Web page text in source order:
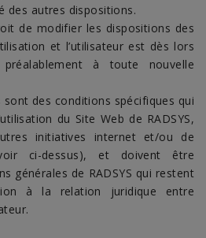
des autres dispositions.
de modifier les dispositions des
et l’utilisateur est dès lors
à toute nouvelle
des conditions spécifiques qui
du Site Web de RADSYS,
initiatives internet et/ou de
ci-dessus), et doivent être
générales de RADSYS qui restent
à la relation juridique entre